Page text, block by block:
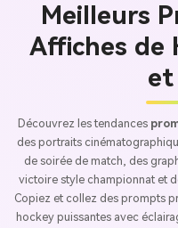
Meilleurs
Affiches de
et
Découvrez les tendances
des portraits
de soirée de match, des
victoire style championnat et
Copiez et collez des prompts
hockey puissantes avec